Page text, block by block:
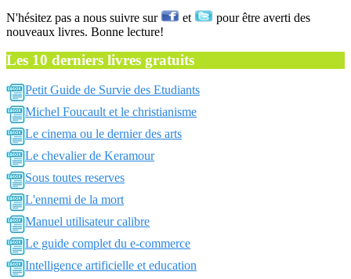
N'hésitez pas a nous suivre sur et
pour être averti des
nouveaux livres. Bonne lecture!
Les 10 derniers livres gratuits
Petit Guide de Survie des Etudiants
Michel Foucault et le christianisme
Le cinema ou le dernier des arts
Le chevalier de Keramour
Sous toutes reserves
L'ennemi de la mort
Manuel utilisateur calibre
Le guide complet du e-commerce
Intelligence artificielle et education